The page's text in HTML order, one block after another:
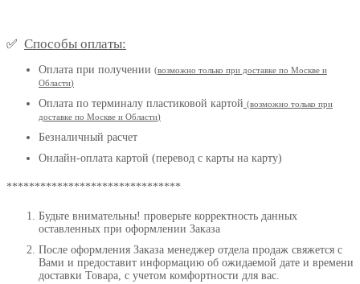
✅ Способы оплаты:
Оплата при получении (возможно только при доставке по Москве и
Области)
Оплата по терминалу пластиковой картой (возможно только при
доставке по Москве и Области)
Безналичный расчет
Онлайн-оплата картой (перевод с карты на карту)
*******************************
Будьте внимательны! проверьте корректность данных
оставленных при оформлении Заказа
После оформления Заказа менеджер отдела продаж свяжется с
Вами и предоставит информацию об ожидаемой дате и времени
доставки Товара, с учетом комфортности для вас.